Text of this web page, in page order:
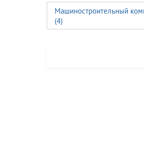
Машиностроительный
(4)